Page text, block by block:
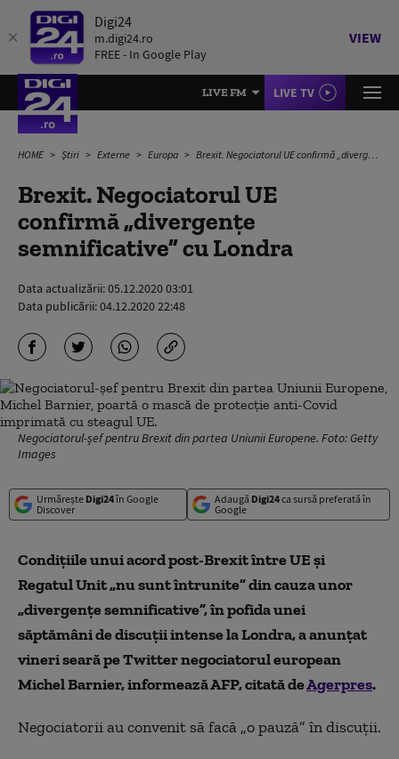
Digi24
m.digi24.ro
FREE - In Google Play
VIEW
LIVE FM LIVE TV
HOME Știri Externe Europa Brexit. Negociatorul UE confirmă „divergenţe semnificative” cu Londra
Brexit. Negociatorul UE
confirmă „divergenţe
semnificative” cu Londra
Data actualizării:05.12.2020 03:01
Data publicării:04.12.2020 22:48
Negociatorul-șef pentru Brexit din partea Uniunii Europene. Foto: Getty
Images
Urmărește Digi24în Google
Discover
Adaugă Digi24ca sursă preferată în
Google
Condiţiile unui acord post-Brexit între UE şi
Regatul Unit „nu sunt întrunite” din cauza unor
„divergenţe semnificative”, în pofida unei
săptămâni de discuţii intense la Londra, a anunţat
vineri seară pe Twitter negociatorul european
Michel Barnier, informează AFP, citată deAgerpres.
Negociatorii au convenit să facă „o pauză” în discuţii.